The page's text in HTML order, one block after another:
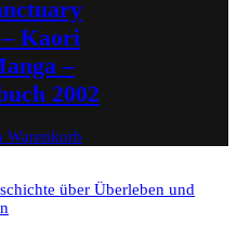
Kaori
–
2002
Warenkorb
über Überleben und